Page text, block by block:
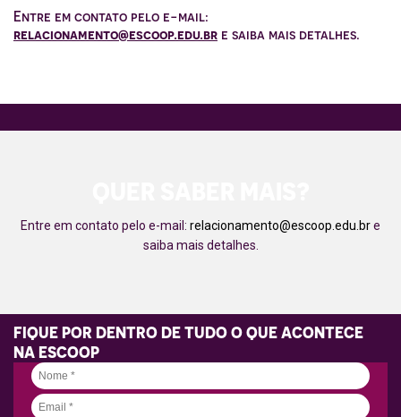
Entre em contato pelo e-mail:
relacionamento@escoop.edu.br e saiba mais detalhes.
Entre em contato pelo e-mail: relacionamento@escoop.edu.bre
saiba mais detalhes.
FIQUE POR DENTRO DE TUDO O QUE ACONTECE
NA ESCOOP